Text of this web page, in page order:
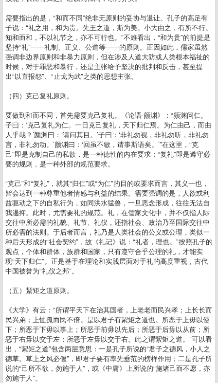
需要指出的是，“和而不同”绝非无原则的妥协与退让。孔子的高足有
子说：“礼之用，和为贵。先王之道，斯为美。小大由之，有所不行。
知和而和，不以礼节之，亦不可行也。”不难看出，“和为贵”的前提是
坚持“礼”——礼制、正义、公道等——的原则。正因如此，儒家虽然
强调非边界原则和非暴力原则，但在涉及人道大防或人类根本福祉的
时候，对于罪恶和暴行，还是主张给予坚决的批判和反击，甚至提
出“以直报怨”、“止戈为武”之类的思想主张。
（四）克己复礼原则。
要做到和而不同，首先需要克己复礼。《论语·颜渊》：“颜渊问仁。
子曰：‘克己复礼为仁。一日克己复礼，天下归仁焉。为仁由己，而由
人乎哉？’颜渊曰：‘请问其目。’子曰：‘非礼勿视，非礼勿听，非礼勿
言，非礼勿动。’颜渊曰：‘回虽不敏，请事斯语矣。’”在这里，“克
己”即是克制自己的私欲，是一种德性的内在要求；“复礼”即是遵守必
要的规则，是一种外部的规范要求。
“克己”和“复礼”，就其“归仁”或“为仁”的目的或要求而言，其义一也，
皆会达到一种尊重他者情感与利益的结果。需要强调的是，人欲或利
益驱动之下的自私行为，如同洪水猛兽，一旦恶念形成，往往无法自
我遏抑。此时，尤需要礼的规范。礼，在儒家文化中，并不仅指人际
交往中所必需的礼貌、礼节、礼仪，还指社会、政治乃至国际交往中
所必需的法则。于后者而言，礼乃是人类社会的公义或公理，类似一
种后天形成的“社会契约”，故《礼记》说：“礼者，理也。”按照孔子的
观点，个体和群体，族群和国家，只有遵守合乎公理的礼，才能实
现“天下归仁”。正是基于在理论和实践层面对于礼的高度重视，古代
中国被誉为“礼仪之邦”。
（五）絜矩之道原则。
《大学》有云：“所谓平天下在治其国者，上老老而民兴孝；上长长而
民兴弟；上恤孤而民不倍。是以君子有絜矩之道也。所恶于上毋以使
下；所恶于下毋以事上；所恶于前毋以先后；所恶于后毋以从前；所
恶于右毋以交于左；所恶于左毋以交于右。此之谓絜矩之道。”可以看
出，“絜矩之道”包含两层意思：一是孔子所说的“君子之德风，小人之
德草。草上之风必偃”，即君子要有率先垂范的榜样作用；二是孔子所
说的“己所不欲，勿施于人”，或《中庸》上所说的“施诸己而不愿，亦
勿施于人”。